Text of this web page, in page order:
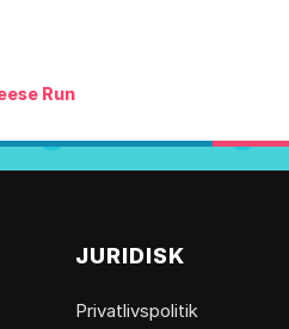
Run
JURIDISK
Privatlivspolitik